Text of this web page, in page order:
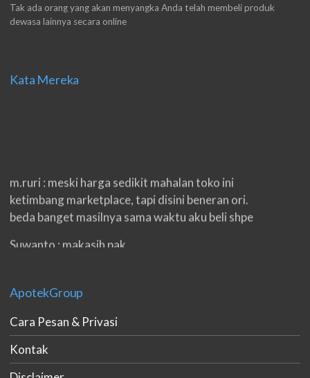
Tak ada orang yang akan menyangka Anda telah membeli produk
dewasa lainnya secara online
Kata Mereka
m.ruri : meski harga sedikit mahalan toko ini
ketimbang marketplace, tapi disini beneran ori.
beda banget masilnya sama waktu aku beli shpe
Suwanto : makasih pak.
double. beneran sama sekali tidak ada nama
produknya. tetep jaga kualitas ya gan.
eko padang : ko brang udh sampek, kan bru 2 hri
gan. cpet bgt
ApotekGroup
Cara Pesan & Privasi
Kontak